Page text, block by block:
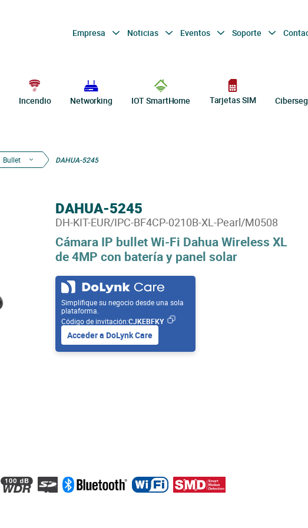
Empresa Noticias Eventos Soporte
Incendio Networking IOT SmartHome Tarjetas SIM
Bullet DAHUA-5245
Cámara IP bullet Wi-Fi Dahua Wireless XL
de 4MP con batería y panel solar
DAHUA-5245
DH-KIT-EUR/IPC-BF4CP-0210B-XL-Pearl/M0508
Simplifique su negocio desde una sola
plataforma.
Código de invitación:CJKEBFKY
Acceder a DoLynk Care